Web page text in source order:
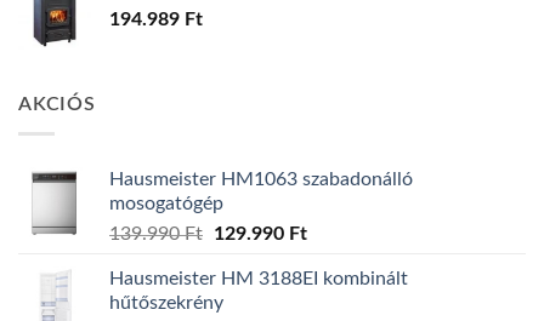
194.989 Ft
AKCIÓS
Hausmeister HM1063 szabadonálló
mosogatógép
139.990Ft
Original
was:
139.990 Ft.
129.990 FtCurrent
is:
Hausmeister HM 3188EI kombinált
hűtőszekrény